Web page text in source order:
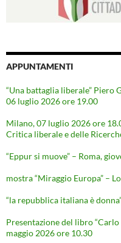
APPUNTAMENTI
“Una battaglia liberale” Piero
06 luglio 2026 ore 19.00
Milano, 07 luglio 2026 ore
Critica liberale e delle
“Eppur si muove” – Roma,
mostra “Miraggio Europa” –
“la repubblica italiana è
Presentazione del libro
maggio 2026 ore 10.30